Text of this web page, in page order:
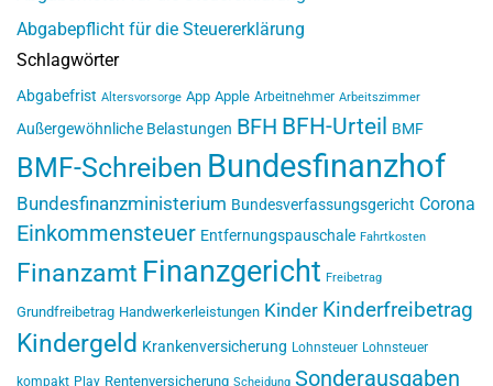
Abgabepflicht für die Steuererklärung
Schlagwörter
Abgabefrist Altersvorsorge App Apple Arbeitnehmer Arbeitszimmer
Außergewöhnliche Belastungen BFH BFH-Urteil BMF
BMF-Schreiben Bundesfinanzhof
Bundesfinanzministerium Bundesverfassungsgericht Corona
Einkommensteuer Entfernungspauschale Fahrtkosten
Finanzamt Finanzgericht Freibetrag
Grundfreibetrag Handwerkerleistungen Kinder Kinderfreibetrag
Kindergeld Krankenversicherung Lohnsteuer Lohnsteuer
kompakt Play Rentenversicherung Scheidung Sonderausgaben